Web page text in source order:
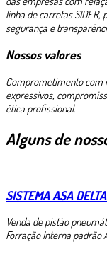
linha de carretas
segurança e
Nossos valores
Comprometimento com
expressivos,
ética profissional.
Alguns de
SISTEMA ASA
Venda de pistão
Forração Interna padrão